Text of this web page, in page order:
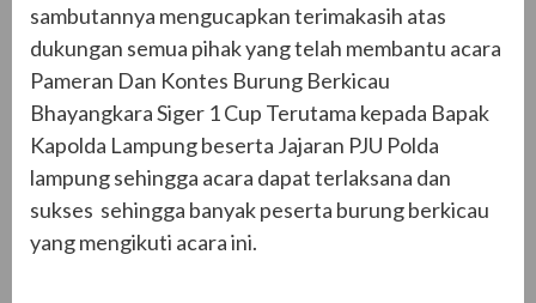
sambutannya mengucapkan terimakasih atas
dukungan semua pihak yang telah membantu acara
Pameran Dan Kontes Burung Berkicau
Bhayangkara Siger 1 Cup Terutama kepada Bapak
Kapolda Lampung beserta Jajaran PJU Polda
lampung sehingga acara dapat terlaksana dan
sukses sehingga banyak peserta burung berkicau
yang mengikuti acara ini.